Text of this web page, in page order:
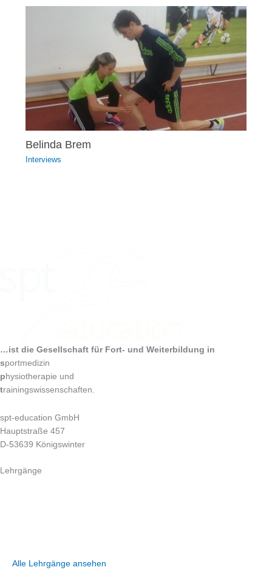
Belinda Brem
Interviews
…ist die Gesellschaft für Fort- und Weiterbildung in
sportmedizin
p hysiotherapie und
trainingswissenschaften.
spt-education GmbH
Hauptstraße 457
D-53639 Königswinter
Lehrgänge
Alle Lehrgänge ansehen